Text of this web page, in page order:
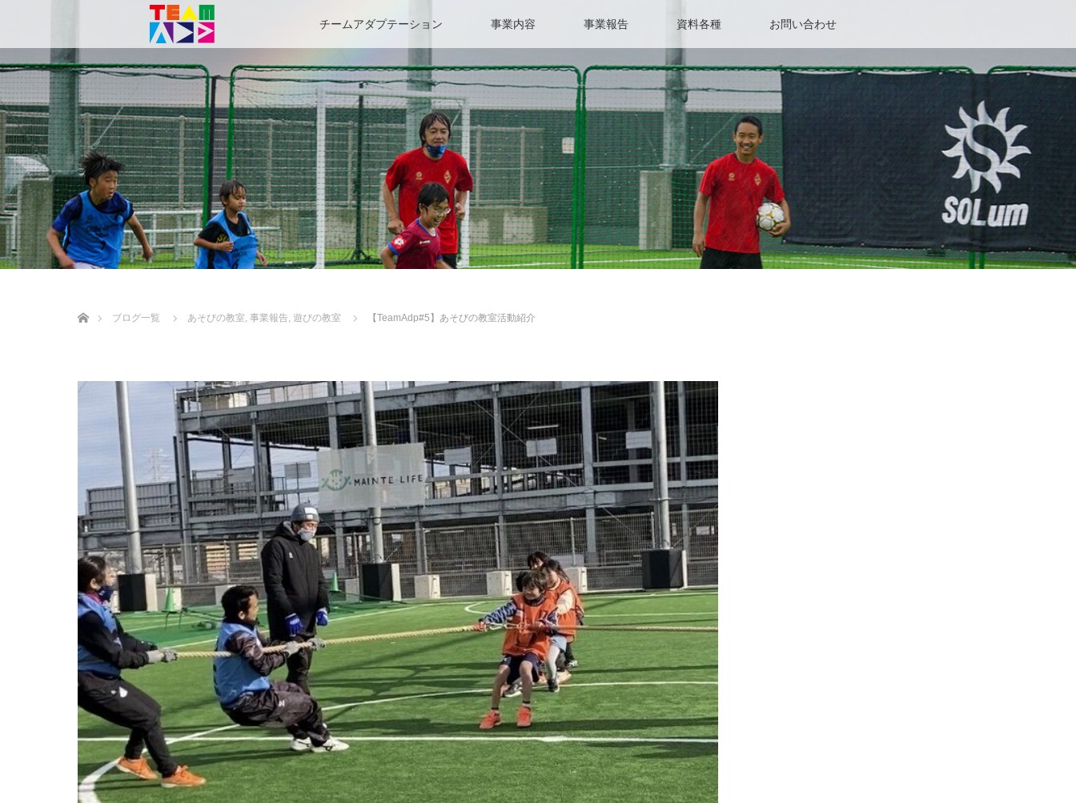
チームアダプテーション 事業内容 事業報告 資料各種 お問い合わせ
ブログ一覧
あそびの教室, 事業報告, 遊びの教室 【TeamAdp#5】あそびの教室活動紹介